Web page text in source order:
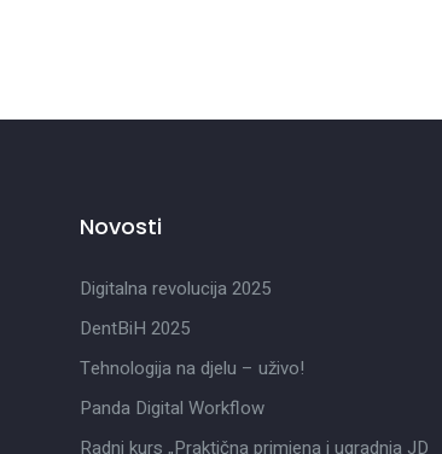
Novosti
Digitalna revolucija 2025
DentBiH 2025
Tehnologija na djelu – uživo!
Panda Digital Workflow
Radni kurs „Praktična primjena i ugradnja JD